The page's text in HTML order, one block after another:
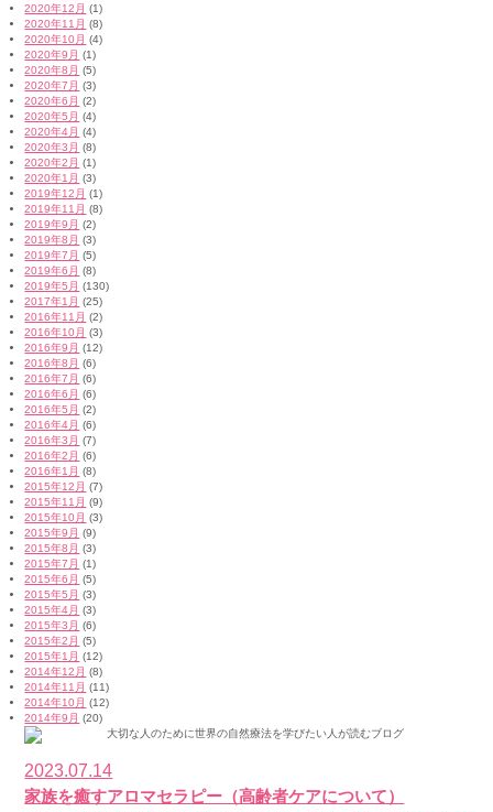
2020年12月 (1)
2020年11月 (8)
2020年10月 (4)
2020年9月 (1)
2020年8月 (5)
2020年7月 (3)
2020年6月 (2)
2020年5月 (4)
2020年4月 (4)
2020年3月 (8)
2020年2月 (1)
2020年1月 (3)
2019年12月 (1)
2019年11月 (8)
2019年9月 (2)
2019年8月 (3)
2019年7月 (5)
2019年6月 (8)
2019年5月 (130)
2017年1月 (25)
2016年11月 (2)
2016年10月 (3)
2016年9月 (12)
2016年8月 (6)
2016年7月 (6)
2016年6月 (6)
2016年5月 (2)
2016年4月 (6)
2016年3月 (7)
2016年2月 (6)
2016年1月 (8)
2015年12月 (7)
2015年11月 (9)
2015年10月 (3)
2015年9月 (9)
2015年8月 (3)
2015年7月 (1)
2015年6月 (5)
2015年5月 (3)
2015年4月 (3)
2015年3月 (6)
2015年2月 (5)
2015年1月 (12)
2014年12月 (8)
2014年11月 (11)
2014年10月 (12)
2014年9月 (20)
2023.07.14
家族を癒すアロマセラピー（高齢者ケアについて）